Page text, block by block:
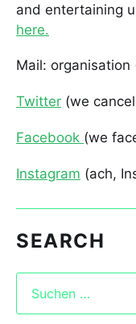
and entertaining
here.
Mail:
Twitter (we
Facebook (we
Instagram (ach,
SEARCH